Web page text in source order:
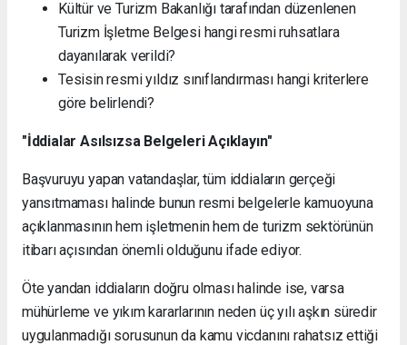
Kültür ve Turizm Bakanlığı tarafından düzenlenen
Turizm İşletme Belgesi hangi resmi ruhsatlara
dayanılarak verildi?
Tesisin resmi yıldız sınıflandırması hangi kriterlere
göre belirlendi?
"İddialar Asılsızsa Belgeleri Açıklayın"
Başvuruyu yapan vatandaşlar, tüm iddiaların gerçeği
yansıtmaması halinde bunun resmi belgelerle kamuoyuna
açıklanmasının hem işletmenin hem de turizm sektörünün
itibarı açısından önemli olduğunu ifade ediyor.
Öte yandan iddiaların doğru olması halinde ise, varsa
mühürleme ve yıkım kararlarının neden üç yılı aşkın süredir
uygulanmadığı sorusunun da kamu vicdanını rahatsız ettiği